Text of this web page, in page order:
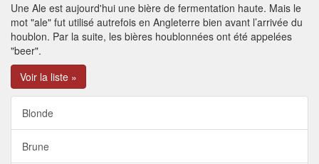
Une Ale est aujourd'hui une bière de fermentation haute. Mais le
mot "ale" fut utilisé autrefois en Angleterre bien avant l’arrivée du
houblon. Par la suite, les bières houblonnées ont été appelées
"beer".
Voir la liste »
Blonde
Brune